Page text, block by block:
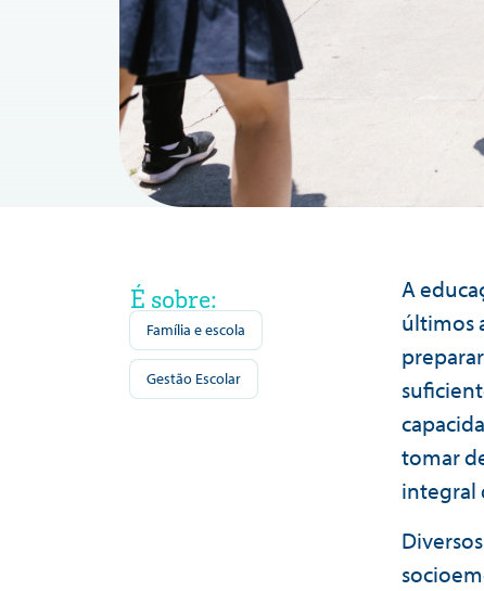
É sobre:
Família e escola
Gestão Escolar
A
últimos
tomar
integral